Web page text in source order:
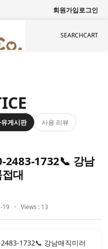
회원가입로그인
SEARCHCART
게시판 사용 리뷰
2483-1732📞 강남
대
19 Views : 13
1732📞 강남매직미러